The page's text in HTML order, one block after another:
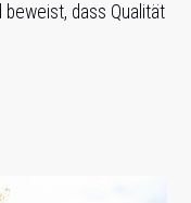
dass Qualität